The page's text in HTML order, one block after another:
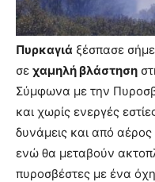
Πυρκαγιά ξέσπασε
σε χαμηλή βλάστηση
Σύμφωνα με την
και χωρίς ενεργές
δυνάμεις και από
ενώ θα μεταβούν
πυροσβέστες με ένα